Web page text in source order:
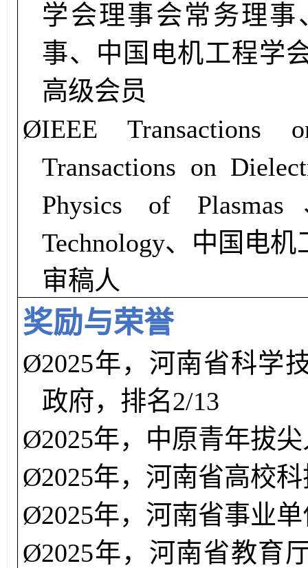
学会理事会常务理事
事、 中国电机工程学
高级会员
ØIEEE Transactions
Transactions on
Physics of Plasmas
Technology、 中国电机
审稿人
奖励与荣誉
Ø2025年， 河南省科学
政府，排名2/13
Ø2025年， 中原青年拔
Ø2025年， 河南省高校
Ø2025年， 河南省事业
Ø2025年， 河南省教育